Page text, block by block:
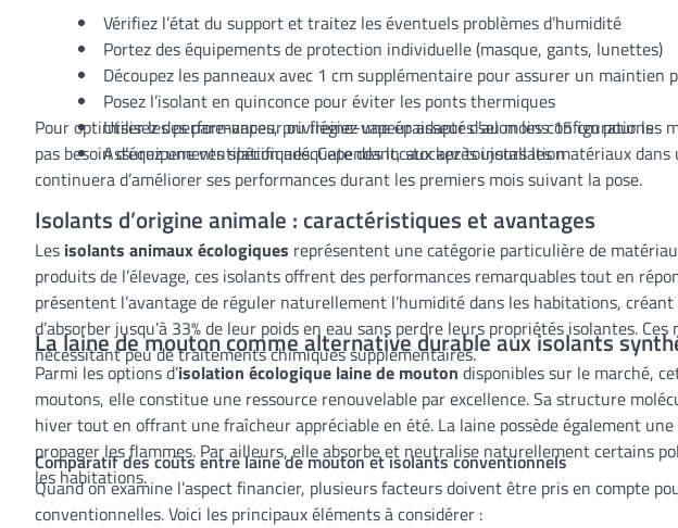
Vérifiez l’état du support et traitez les éventuels problèmes d’humidité
Portez des équipements de protection individuelle (masque, gants, lunettes)
Découpez les panneaux avec 1 cm supplémentaire pour assurer un maintien
Posez l’isolant en quinconce pour éviter les ponts thermiques
Utilisez des pare-vapeur ou freine-vapeur adaptés selon les configurations
Assurez une ventilation adéquate des locaux après installation
Pour optimiser les performances, privilégiez une épaisseur d’au moins 15 cm pour
pas besoin d’équipements spécifiques. Cependant, stockez toujours les matériaux
continuera d’améliorer ses performances durant les premiers mois suivant la pose.
Isolants d’origine animale : caractéristiques et avantages
Les isolants animaux écologiques représentent une catégorie particulière de
produits de l’élevage, ces isolants offrent des performances remarquables tout en
présentent l’avantage de réguler naturellement l’humidité dans les habitations,
d’absorber jusqu’à 33% de leur poids en eau sans perdre leurs propriétés isolantes.
nécessitant peu de traitements chimiques supplémentaires.
La laine de mouton comme alternative durable aux isolants
Parmi les options d’isolation écologique laine de mouton disponibles sur le marché,
moutons, elle constitue une ressource renouvelable par excellence. Sa structure
hiver tout en offrant une fraîcheur appréciable en été. La laine possède également
propager les flammes. Par ailleurs, elle absorbe et neutralise naturellement certains
les habitations.
Comparatif des coûts entre laine de mouton et isolants conventionnels
Quand on examine l’aspect financier, plusieurs facteurs doivent être pris en compte
conventionnelles. Voici les principaux éléments à considérer :